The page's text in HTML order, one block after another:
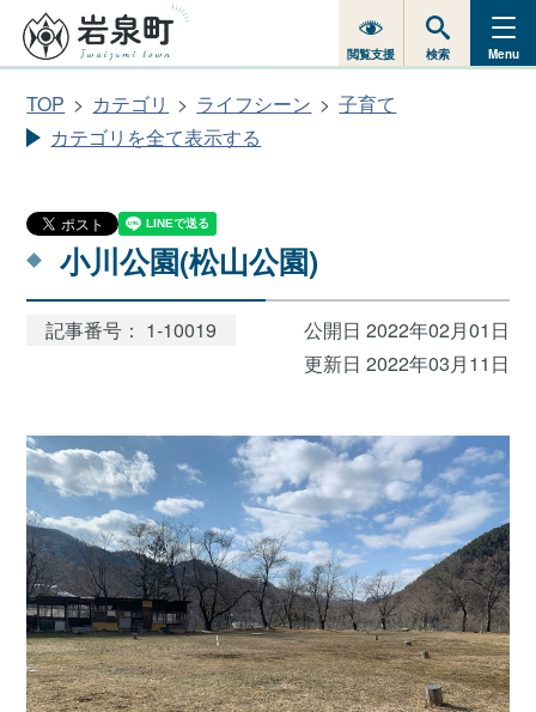
閲覧支援 検索 Menu
TOP カテゴリ ライフシーン
子育て
カテゴリを全て表示する
小川公園(松山公園)
記事番号： 1-10019
公開日 2022年02月01日
更新日 2022年03月11日